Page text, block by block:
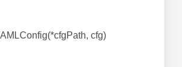
cfg)